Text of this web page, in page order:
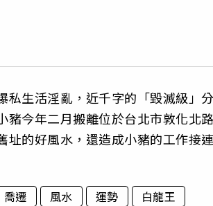
私生活淫亂，近千字的「毀滅級」
豬今年二月搬離位於台北市敦化北
址的好風水，還造成小豬的工作接
喬遷 風水 運勢 白龍王